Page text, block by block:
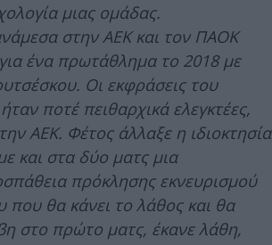
μιας ομάδας.
στην ΑΕΚ και τον ΠΑΟΚ
ένα πρωτάθλημα το 2018 με
Οι εκφράσεις του
ποτέ πειθαρχικά ελεγκτέες,
ΑΕΚ. Φέτος άλλαξε η ιδιοκτησία
και στα δύο ματς μια
πρόκλησης εκνευρισμού
που θα κάνει το λάθος και θα
στο πρώτο ματς, έκανε λάθη,